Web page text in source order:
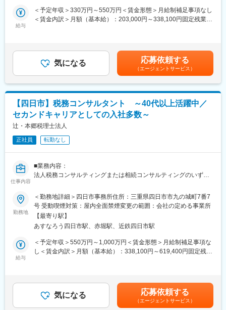
能です。
◇事業づくりに携われるやりがい
現場からキャリアをスタートし、単店舗だけでなく複数店舗を統
括するスーパーバイザー（RSV）や、担当エリアの方針策定を行
うマネージャー等、より広いマネジメントにも挑戦できます。ま
た、東京本社での人事・業務統括など、店舗運営を支える役割へ
のキャリアチェンジ実績も複数あります。事業運営にどう関わっ
ていきたいか、経験を積みながら多様なキャリアを描ける環境で
す。
■組織構成：
■当社について：
画、立ち上げ、コンサルティング、オペレーション管理、システ
ム・インフラ整備までを一括提供しています。
変更の範囲：会社の定める業務
・節税対策やリスク回避の方法など税務戦略の策定
・税務当局の調査への対応、コンプライアンスの維持 など
相続コンサルティング
・相続税申告または手続き代行業務
・相続人とのヒアリングを通じた、最適な相続方法の提案
・新規顧客に向けた事業承継コンサル業務
・法人オーナーへ向けた辻本郷のグループソリューション提案
（保険・不動産・М＆A・ITソフト提案） など
上記の中から、経験や希望を考慮してお任せできるところから業
務をお願いいたします。
■特徴：
＜チーム連携＞
税務に関わる様々な分野のエキスパートが集結し、案件によって
チームを組んで業務を進めることもあります。チーム連携を通じ
て、他のエキスパートによる協力と刺激を受けながら自身の専門
スキルを磨くことが出来る環境です。
中小企業が主な顧問先になりますが、医療法人、公益法人、社会
福祉法人、地方公共団体、海外法人、そして個人と、幅広いお客
給与
＜予定年収＞330万円～550万円＜賃金形態＞月給制補足事項なし
＜賃金内訳＞月額（基本給）：203,000円～338,100円固定残業手
＞※給与詳細は資格、経験・前職等を考慮の上同社規定により決定
■昇給：原則年1回■賞与：年2回■インセンティブ制度あり※管理監
督者として採用となった場合は固定残業の支給はありません。賃
金はあくまでも目安の金額であり、選考を通じて上下する可能性
があります。月給(月額)は固定手当を含めた表記です。
気になる 応募依頼する
（エージェントサービス）
【四日市】税務コンサルタント ～40代以上活躍中／
セカンドキャリアとしての入社多数～
辻・本郷税理士法人
正社員 転勤なし
仕事内容
■業務内容：
法人税務コンサルティングまたは相続コンサルティングのいずれ
法人向け税務コンサルティング
・法人顧問業務（月次・決算・申告書作成など）
・税に関する課題や現状のヒアリング
・財務諸表の精査による、適用可能な税法・規制の確認
・節税対策やリスク回避の方法など税務戦略の策定
・税務当局の調査への対応、コンプライアンスの維持 など
相続コンサルティング
・相続税申告または手続き代行業務
・相続人とのヒアリングを通じた、最適な相続方法の提案
勤務地
＜勤務地詳細＞四日市事務所住所：三重県四日市市九の城町7番7
号 受動喫煙対策：屋内全面禁煙変更の範囲：会社の定める事業所
【最寄り駅】
あすなろう四日市駅、赤堀駅、近鉄四日市駅
給与
＜予定年収＞550万円～1,000万円＜賃金形態＞月給制補足事項な
し＜賃金内訳＞月額（基本給）：338,100円～619,400円固定残業
給与補足＞※給与詳細は資格、経験・前職等を考慮の上同社規定に
より決定■昇給：原則年1回■賞与：年2回■インセンティブ制度あ
り※管理監督者として採用となった場合は固定残業の支給はありま
気になる 応募依頼する
（エージェントサービス）